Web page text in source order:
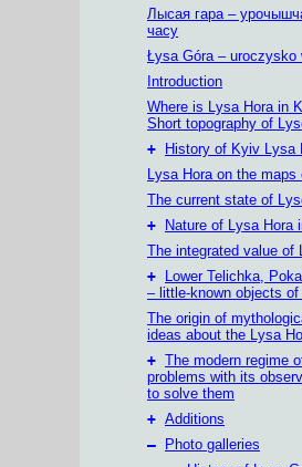
Лысая гара –
часу
Łysa Góra – uroczysko
Introduction
Where is Lysa Hora in
Short topography of
+
History of Kyiv Lysa
Lysa Hora on the
The current state of
+
Nature of Lysa Hora
The integrated value of
+
Lower Telichka,
– little-known objects
The origin of
ideas about the Lysa
+ The modern regime
problems with its
to solve them
+ Additions
–
Photo galleries